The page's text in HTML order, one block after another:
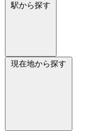
駅から探す
現在地から探す